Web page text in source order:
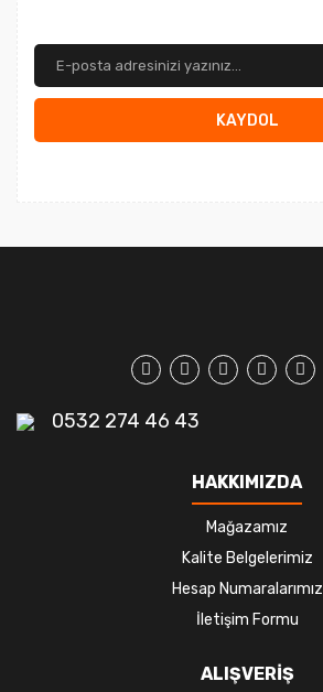
KAYDOL
0532 274 46 43
HAKKIMIZDA
Mağazamız
Kalite Belgelerimiz
Hesap Numaralarımız
İletişim Formu
ALIŞVERİŞ